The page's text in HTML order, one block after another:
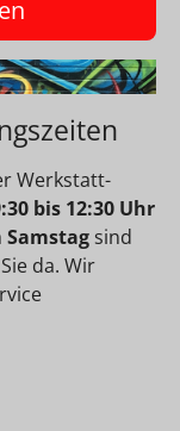
Werkstatt-
bis 12:30 Uhr
Samstag sind
da. Wir